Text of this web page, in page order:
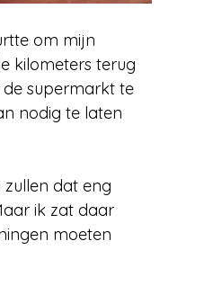
om mijn
kilometers terug
supermarkt te
nodig te laten
zullen dat eng
ik zat daar
moeten